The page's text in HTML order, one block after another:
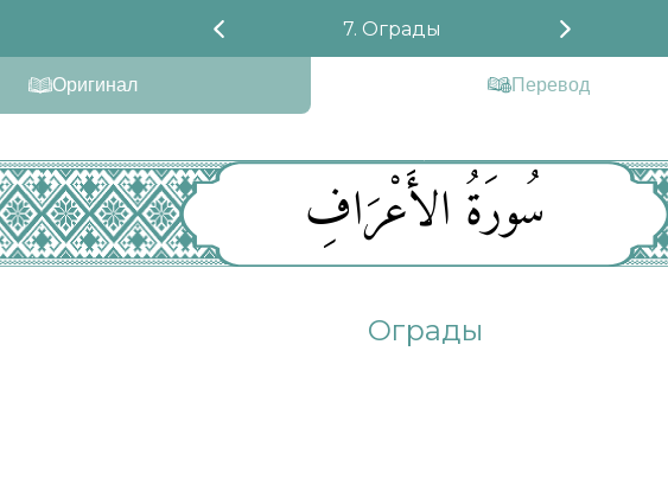
7. Ограды
Оригинал Перевод
سُورَةُ الأَعْرَافِ
Ограды